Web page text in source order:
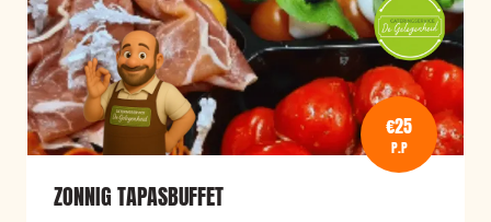
€25
P.P
ZONNIG TAPASBUFFET